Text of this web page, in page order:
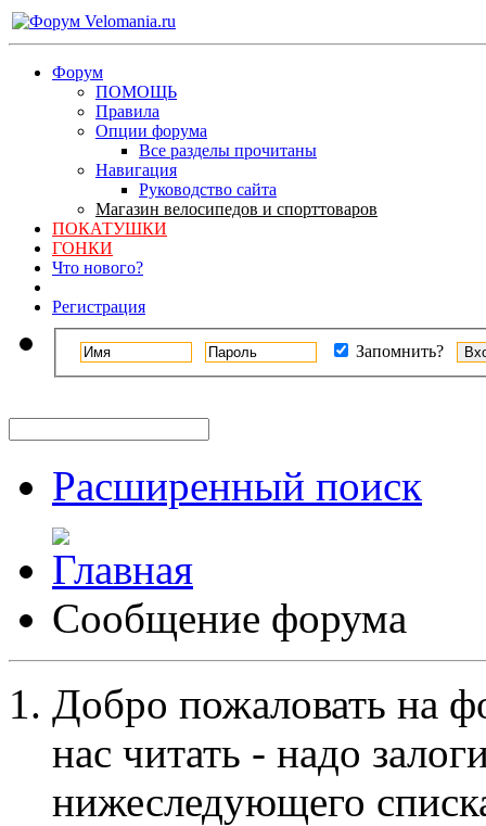
Форум
ПОМОЩЬ
Правила
Опции форума
Все разделы прочитаны
Навигация
Руководство сайта
Магазин велосипедов и спорттоваров
ПОКАТУШКИ
ГОНКИ
Что нового?
Регистрация
Запомнить?
Расширенный поиск
Сообщение форума
Добро пожаловать на
нас читать - надо
нижеследующего